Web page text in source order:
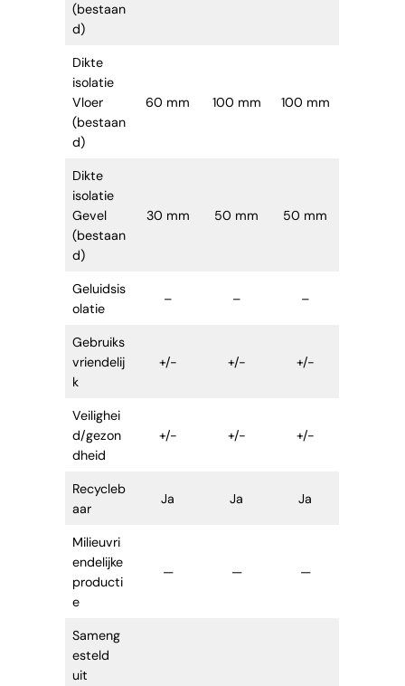
(bestaan
d)
Dikte
isolatie
Vloer
(bestaan
d)
60 mm 100 mm 100 mm
Dikte
isolatie
Gevel
(bestaan
d)
30 mm 50 mm 50 mm
Geluidsis
olatie
– – –
Gebruiks
vriendelij
k
+/- +/- +/-
Veilighei
d/gezon
dheid
+/- +/- +/-
Recycleb
aar
Ja Ja Ja
Milieuvri
endelijke
producti
e
— — —
Sameng
esteld
uit